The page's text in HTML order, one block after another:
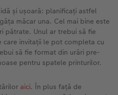
și ușoară: planificați astfel
măcar una. Cel mai bine este
pătrate. Unul ar trebui să fie
invitații le pot completa cu
să fie format din urări pre-
pentru spatele printurilor.
aici. În plus față de